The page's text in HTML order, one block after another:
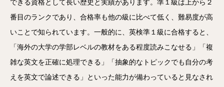
できる資格として長い歴史と実績があります。準１級は上から２
番目のランクであり、合格率も他の級に比べて低く、難易度が高
いことで知られています。一般的に、英検準１級に合格すると、
「海外の大学の学部レベルの教材をある程度読みこなせる」「複
雑な英文を正確に処理できる」「抽象的なトピックでも自分の考
えを英文で論述できる」といった能力が備わっていると見なされ